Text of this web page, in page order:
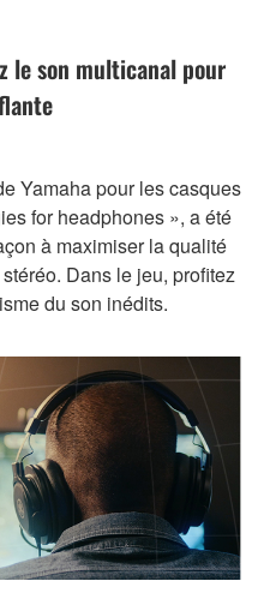
le son multicanal pour
Yamaha pour les casques
for headphones », a été
à maximiser la qualité
Dans le jeu, profitez
du son inédits.